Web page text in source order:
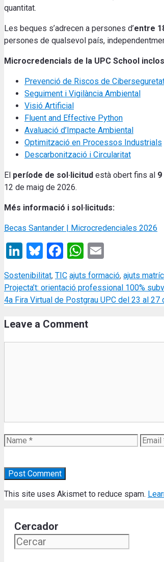
quantitat.
Les beques s’adrecen a persones d’entre
persones de qualsevol país,
Microcredencials de la UPC School
Prevenció de Riscos de
Seguiment i Vigilància Ambiental
Visió Artificial
Fluent and Effective Python
Avaluació d’Impacte Ambiental
Optimització en Processos Industrials
Descarbonització i Circularitat
El període de sol·licitud està obert fins al 9
12 de maig de 2026.
Més informació i sol·licituds:
Becas Santander | Microcredenciales 2026
LinkedIn
Bluesky
Facebook
WhatsApp
Categories
Sostenibilitat, TIC Tags
ajuts formació, ajuts
Projecta’t: orientació professional 100%
4a Fira Virtual de Postgrau UPC del 23 al 27
Leave a Comment
Name Email
This site uses Akismet to reduce spam.
Cercador